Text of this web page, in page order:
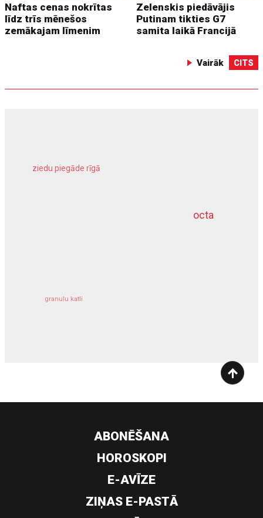
Naftas cenas nokrītas
līdz trīs mēnešos
zemākajam līmenim
Zelenskis piedāvājis
Putinam tikties G7
samita laikā Francijā
Vairāk CITS
octa
ziedu piegāde rīgā
granulu katli
dziļurbums
ABONĒŠANA
HOROSKOPI
E-AVĪZE
ZIŅAS E-PASTĀ